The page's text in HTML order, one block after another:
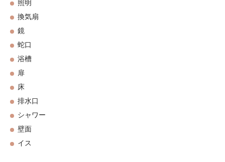
照明
換気扇
鏡
蛇口
浴槽
扉
床
排水口
シャワー
壁面
イス